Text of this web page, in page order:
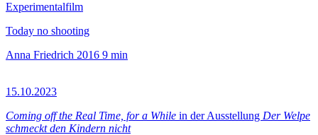
Experimentalfilm
Today no shooting
Anna Friedrich 2016 9 min
15.10.2023
Coming off the Real Time, for a While in der Ausstellung Der Welpe
schmeckt den Kindern nicht